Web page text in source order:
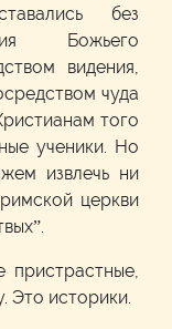
без
Божьего
видения,
чуда
того
ученики. Но
извлечь ни
церкви
Это историки.